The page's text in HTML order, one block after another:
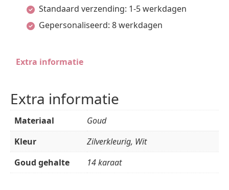
cm
h
si
aantal
Standaard verzending: 1-5 werkdagen
Gepersonaliseerd: 8 werkdagen
Extra informatie
Extra informatie
Materiaal
Goud
Kleur
Zilverkleurig, Wit
Goud gehalte
14 karaat